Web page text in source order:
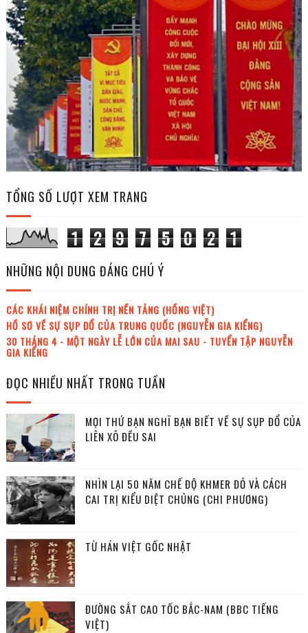
TỔNG SỐ LƯỢT XEM TRANG
1 2 9 7 5 0 2 1
NHỮNG NỘI DUNG ĐÁNG CHÚ Ý
CÁC KHÁI NIỆM CHÍNH TRỊ NỀN TẢNG (HỒNG VIỆT)
HỒ SƠ VỀ SỰ SỤP ĐỔ CỦA TRUNG QUỐC (NGUYỄN GIA KIỂNG)
30 THÁNG 4 - MỘT NGÀY LỄ LỚN CỦA MAI SAU - TUYỂN TẬP NGUYỄN
GIA KIỂNG
ĐỌC NHIỀU NHẤT TRONG TUẦN
MỌI THỨ BẠN NGHĨ BẠN BIẾT VỀ SỰ SỤP ĐỔ CỦA
LIÊN XÔ ĐỀU SAI
NHÌN LẠI 50 NĂM CHẾ ĐỘ KHMER ĐỎ VÀ CÁCH
CAI TRỊ KIỂU DIỆT CHỦNG (CHI PHƯƠNG)
TỪ HÁN VIỆT GỐC NHẬT
ĐƯỜNG SẮT CAO TỐC BẮC-NAM (BBC TIẾNG
VIỆT)